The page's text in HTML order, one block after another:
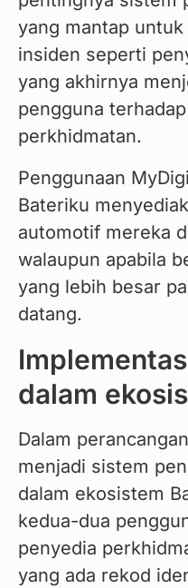
yang mantap
insiden seperti
yang akhirnya
pengguna
perkhidmatan.
Penggunaan
Bateriku
automotif mereka
walaupun apabila
yang lebih besar
datang.
dalam
Dalam
menjadi sistem
dalam ekosistem
kedua-dua
penyedia
yang ada rekod